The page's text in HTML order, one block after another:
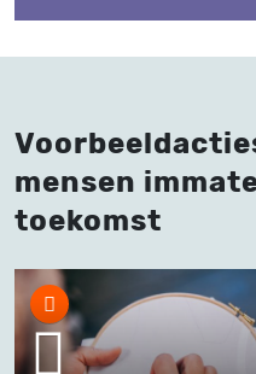
mensen
toekomst